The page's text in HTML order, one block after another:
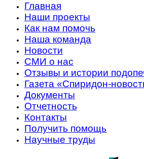
Главная
Наши проекты
Как нам помочь
Наша команда
Новости
СМИ о нас
Отзывы и истории
Газета «Спиридон-
Документы
Отчетность
Контакты
Получить помощь
Научные труды